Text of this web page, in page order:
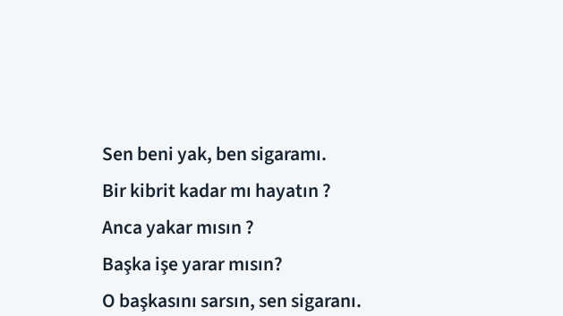
Sen beni yak, ben sigaramı.
Bir kibrit kadar mı hayatın ?
Anca yakar mısın ?
Başka işe yarar mısın?
O başkasını sarsın, sen sigaranı.